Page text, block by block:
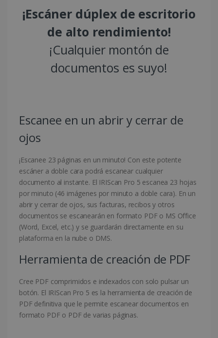
¡Escáner dúplex de escritorio
de alto rendimiento!
¡Cualquier montón de
documentos es suyo!
Escanee en un abrir y cerrar de
ojos
¡Escanee 23 páginas en un minuto! Con este potente
escáner a doble cara podrá escanear cualquier
documento al instante. El IRIScan Pro 5 escanea 23 hojas
por minuto (46 imágenes por minuto a doble cara). En un
abrir y cerrar de ojos, sus facturas, recibos y otros
documentos se escanearán en formato PDF o MS Office
(Word, Excel, etc.) y se guardarán directamente en su
plataforma en la nube o DMS.
Herramienta de creación de PDF
Cree PDF comprimidos e indexados con solo pulsar un
botón. El IRIScan Pro 5 es la herramienta de creación de
PDF definitiva que le permite escanear documentos en
formato PDF o PDF de varias páginas.